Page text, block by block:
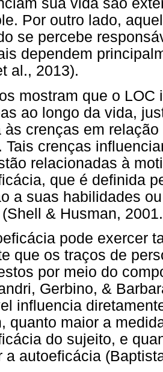
sua vida são
Por outro lado,
se percebe
dependem
al., 2013).
mostram que o
ao longo da vida,
às crenças em
Tais crenças
relacionadas à
que é definida
a suas habilidades
& Husman, 2001.
pode exercer
que os traços de
por meio do
Gerbino, &
influencia
quanto maior a
do sujeito, e
a autoeficácia